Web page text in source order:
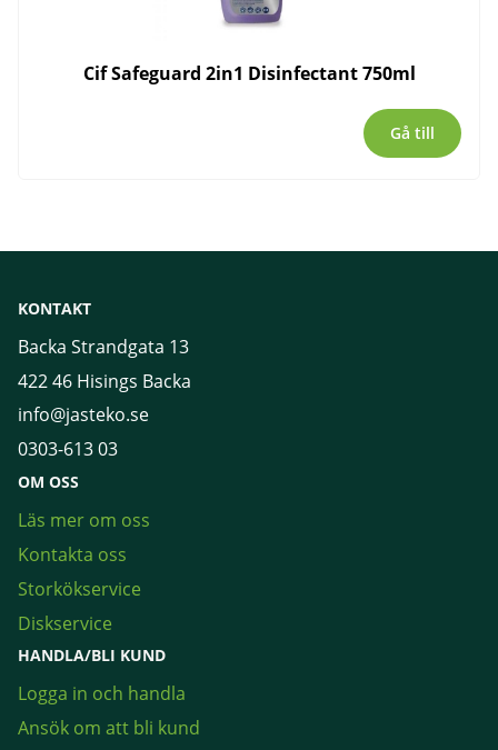
Cif Safeguard 2in1 Disinfectant 750ml
Gå till
KONTAKT
Backa Strandgata 13
422 46 Hisings Backa
info@jasteko.se
0303-613 03
OM OSS
Läs mer om oss
Kontakta oss
Storkökservice
Diskservice
HANDLA/BLI KUND
Logga in och handla
Ansök om att bli kund